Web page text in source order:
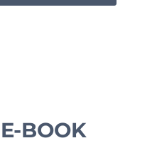
E-BOOK